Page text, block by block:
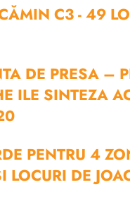
C3 - 49
DE PRESA –
ILE SINTEZA
PENTRU 4
LOCURI DE